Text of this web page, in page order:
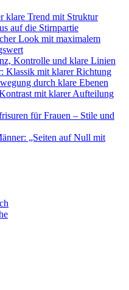
klare Trend mit Struktur
auf die Stirnpartie
Look mit maximalem
Kontrolle und klare Linien
Klassik mit klarer Richtung
durch klare Ebenen
mit klarer Aufteilung
für Frauen – Stile und
„Seiten auf Null mit